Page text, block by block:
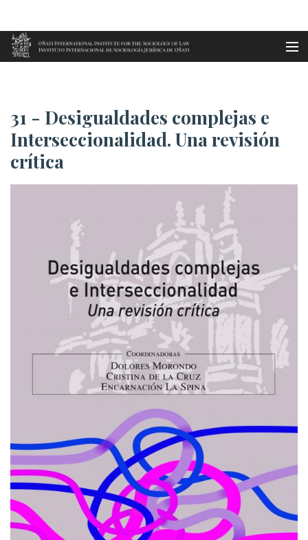
Aller au contenu principal
eu
en
Accueil 31 - Desigualdades complejas e...
31 - Desigualdades complejas e
Interseccionalidad. Una revisión
crítica